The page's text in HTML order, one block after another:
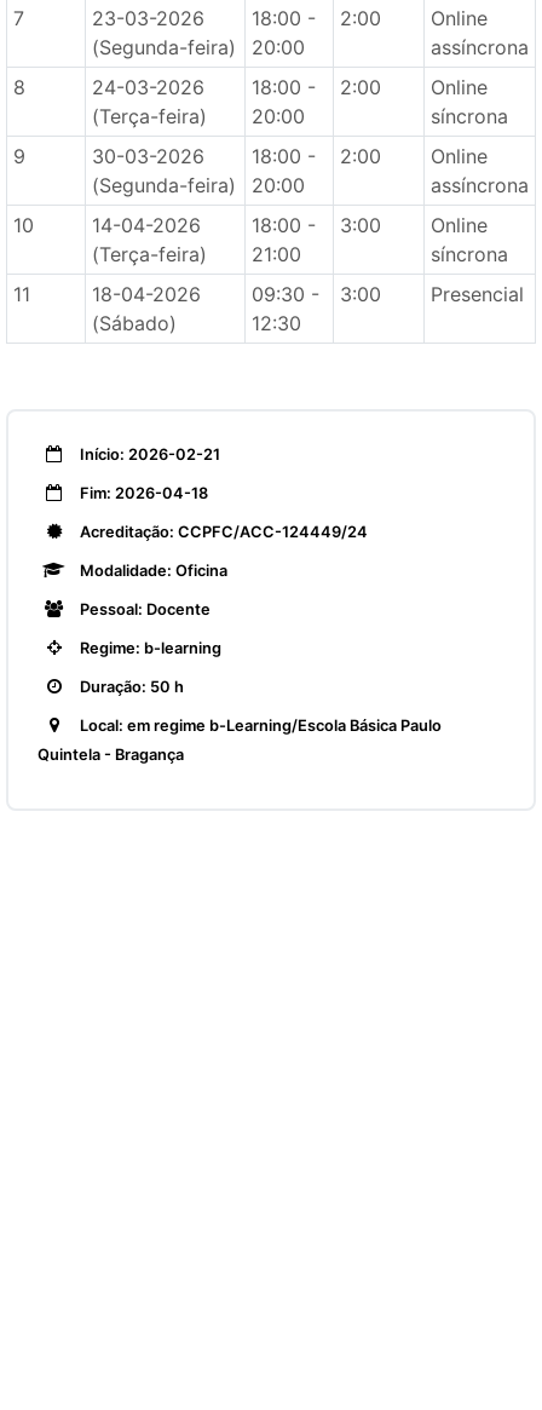
7
23-03-2026
(Segunda-feira)
18:00 -
20:00
2:00
Online
assíncrona
8
24-03-2026
(Terça-feira)
18:00 -
20:00
2:00
Online
síncrona
9
30-03-2026
(Segunda-feira)
18:00 -
20:00
2:00
Online
assíncrona
10
14-04-2026
(Terça-feira)
18:00 -
21:00
3:00
Online
síncrona
11
18-04-2026
(Sábado)
09:30 -
12:30
3:00 Presencial
Início: 2026-02-21
Fim: 2026-04-18
Acreditação: CCPFC/ACC-124449/24
Modalidade: Oficina
Pessoal: Docente
Regime: b-learning
Duração: 50 h
Local: em regime b-Learning/Escola Básica Paulo
Quintela - Bragança